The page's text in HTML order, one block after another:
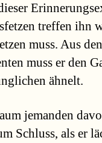
treffen ihn
muss. Aus
muss er den
ähnelt.
jemanden
Schluss, als er